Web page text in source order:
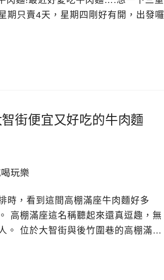
期只賣4天，星期四剛好有開，出發囉
街便宜又好吃的牛肉麵
時，看到這間高棚滿座牛肉麵好多
高棚滿座這名稱聽起來還真逗趣，無
。 位於大智街與後竹圍巷的高棚滿…